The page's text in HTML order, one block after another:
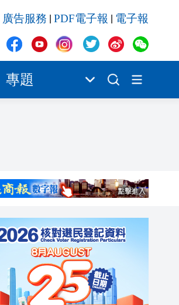
廣告服務 PDF電子報 電子報
專題